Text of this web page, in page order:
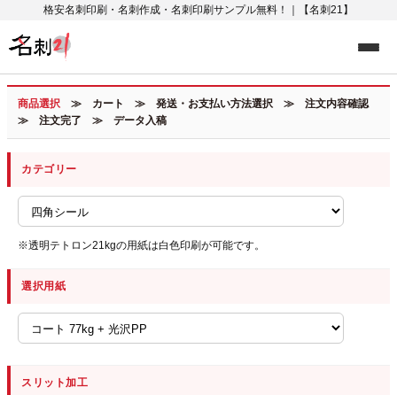
格安名刺印刷・名刺作成・名刺印刷サンプル無料！｜【名刺21】
商品選択 ≫ カート ≫ 発送・お支払い方法選択 ≫ 注文内容確認
≫ 注文完了 ≫ データ入稿
カテゴリー
※透明テトロン21kgの用紙は白色印刷が可能です。
選択用紙
スリット加工